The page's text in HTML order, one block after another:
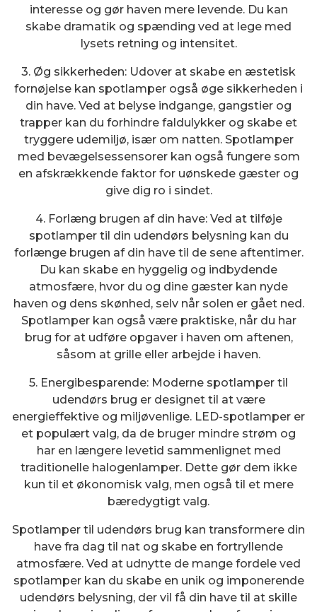
interesse og gør haven mere levende. Du kan
skabe dramatik og spænding ved at lege med
lysets retning og intensitet.
3. Øg sikkerheden: Udover at skabe en æstetisk
fornøjelse kan spotlamper også øge sikkerheden i
din have. Ved at belyse indgange, gangstier og
trapper kan du forhindre faldulykker og skabe et
tryggere udemiljø, især om natten. Spotlamper
med bevægelsessensorer kan også fungere som
en afskrækkende faktor for uønskede gæster og
give dig ro i sindet.
4. Forlæng brugen af din have: Ved at tilføje
spotlamper til din udendørs belysning kan du
forlænge brugen af din have til de sene aftentimer.
Du kan skabe en hyggelig og indbydende
atmosfære, hvor du og dine gæster kan nyde
haven og dens skønhed, selv når solen er gået ned.
Spotlamper kan også være praktiske, når du har
brug for at udføre opgaver i haven om aftenen,
såsom at grille eller arbejde i haven.
5. Energibesparende: Moderne spotlamper til
udendørs brug er designet til at være
energieffektive og miljøvenlige. LED-spotlamper er
et populært valg, da de bruger mindre strøm og
har en længere levetid sammenlignet med
traditionelle halogenlamper. Dette gør dem ikke
kun til et økonomisk valg, men også til et mere
bæredygtigt valg.
Spotlamper til udendørs brug kan transformere din
have fra dag til nat og skabe en fortryllende
atmosfære. Ved at udnytte de mange fordele ved
spotlamper kan du skabe en unik og imponerende
udendørs belysning, der vil få din have til at skille